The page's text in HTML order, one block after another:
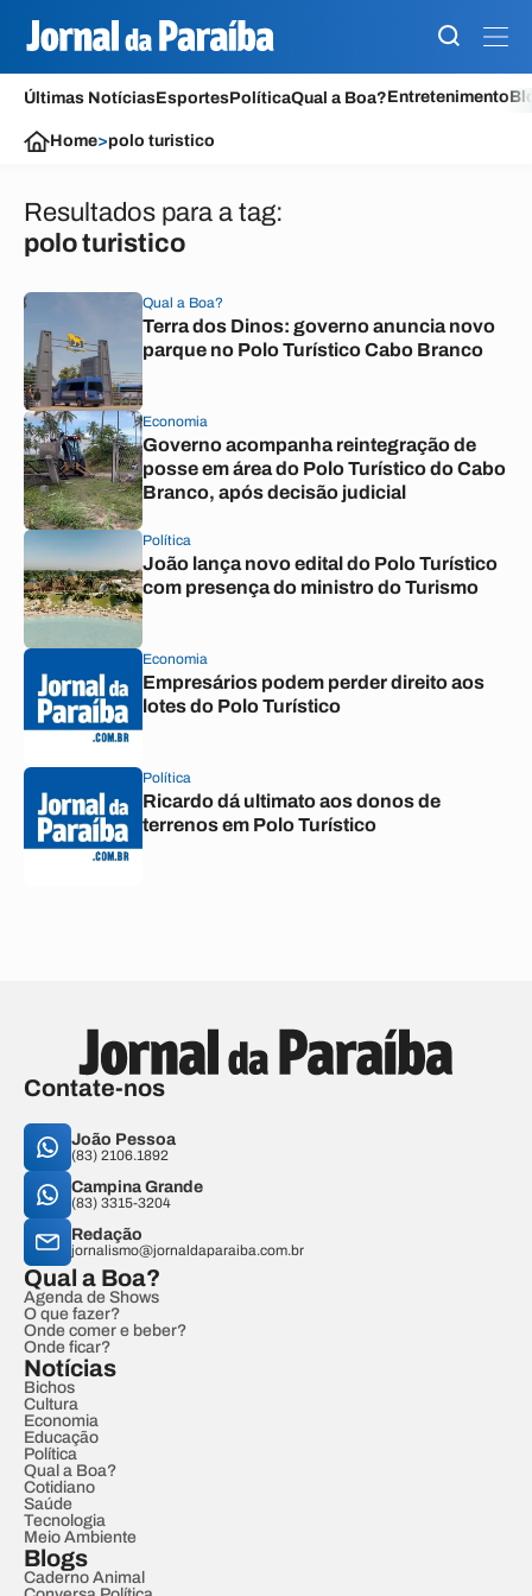
Últimas NotíciasEsportesPolíticaQual a Boa?Entretenimento
Home>polo turistico
Resultados para a tag:
polo turistico
Qual a Boa?
Terra dos Dinos: governo anuncia novo
parque no Polo Turístico Cabo Branco
Economia
Governo acompanha reintegração de
posse em área do Polo Turístico do Cabo
Branco, após decisão judicial
Política
João lança novo edital do Polo Turístico
com presença do ministro do Turismo
Economia
Empresários podem perder direito aos
lotes do Polo Turístico
Política
Ricardo dá ultimato aos donos de
terrenos em Polo Turístico
Contate-nos
João Pessoa
(83) 2106.1892
Campina Grande
(83) 3315-3204
Redação
jornalismo@jornaldaparaiba.com.br
Qual a Boa?
Agenda de Shows
O que fazer?
Onde comer e beber?
Onde ficar?
Notícias
Bichos
Cultura
Economia
Educação
Política
Qual a Boa?
Cotidiano
Saúde
Tecnologia
Meio Ambiente
Blogs
Caderno Animal